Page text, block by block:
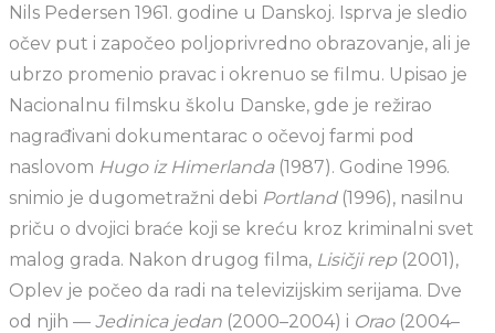
Nils Pedersen 1961. godine u Danskoj. Isprva je sledio
očev put i započeo poljoprivredno obrazovanje, ali je
ubrzo promenio pravac i okrenuo se filmu. Upisao je
Nacionalnu filmsku školu Danske, gde je režirao
nagrađivani dokumentarac o očevoj farmi pod
naslovom Hugo iz Himerlanda(1987). Godine 1996.
snimio je dugometražni debi Portland(1996), nasilnu
priču o dvojici braće koji se kreću kroz kriminalni svet
malog grada. Nakon drugog filma, Lisičji rep(2001),
Oplev je počeo da radi na televizijskim serijama. Dve
od njih — Jedinica jedan (2000–2004) i Orao(2004–